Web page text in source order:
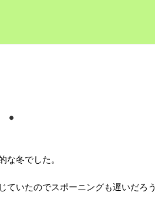
冬でした。
ていたのでスポーニングも遅いだろう